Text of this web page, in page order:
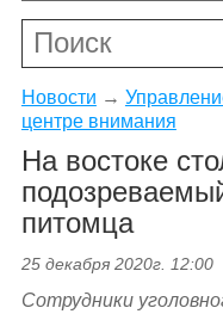
Новости →
центре внимания
На востоке
питомца
25 декабря 2020г. 12:00
Сотрудники